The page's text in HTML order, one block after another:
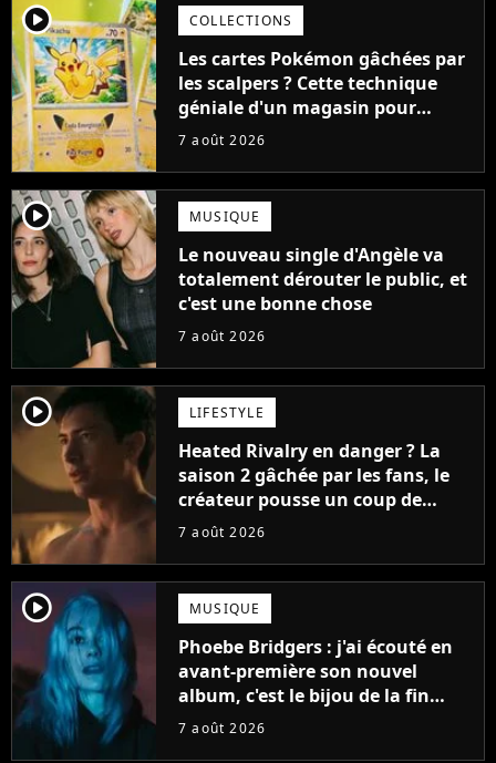
player2 COLLECTIONS
Les cartes Pokémon gâchées par
les scalpers ? Cette technique
géniale d'un magasin pour
ruiner les revendeurs
7 août 2026
player2 MUSIQUE
Le nouveau single d'Angèle va
totalement dérouter le public, et
c'est une bonne chose
7 août 2026
player2 LIFESTYLE
Heated Rivalry en danger ? La
saison 2 gâchée par les fans, le
créateur pousse un coup de
gueule
7 août 2026
player2 MUSIQUE
Phoebe Bridgers : j'ai écouté en
avant-première son nouvel
album, c'est le bijou de la fin
d'été
7 août 2026